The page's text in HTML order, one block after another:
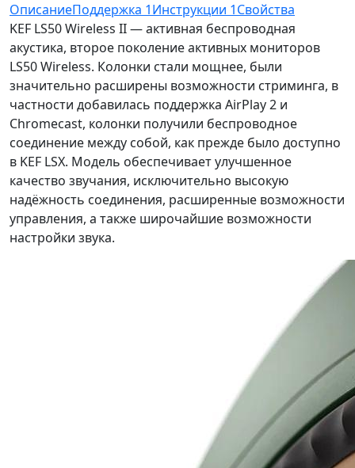
ОписаниеПоддержка 1Инструкции 1Свойства
KEF LS50 Wireless II — активная беспроводная
акустика, второе поколение активных мониторов
LS50 Wireless. Колонки стали мощнее, были
значительно расширены возможности стриминга, в
частности добавилась поддержка AirPlay 2 и
Chromecast, колонки получили беспроводное
соединение между собой, как прежде было доступно
в KEF LSX. Модель обеспечивает улучшенное
качество звучания, исключительно высокую
надёжность соединения, расширенные возможности
управления, а также широчайшие возможности
настройки звука.